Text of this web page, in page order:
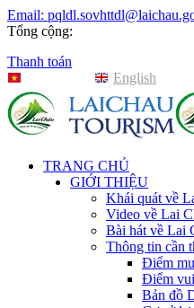
Email:
Tổng cộng:
Thanh toán
English
TRANG CHỦ
GIỚI THIỆU
Khái quát về
Video về Lai
Bài hát về Lai
Thông tin cần
Điểm
Điểm
Bản đồ